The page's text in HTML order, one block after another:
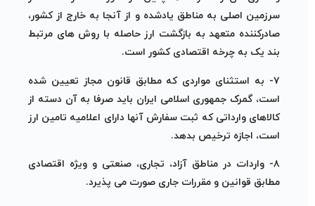
سرزمین اصلی به مناطق یادشده و از آنجا به خارج از کشور،
صادرکننده متعهد به بازگشت ارز حاصله با روش های مرتبط
بند یک به چرخه اقتصادی کشور است.
۷- به استثنای مواردی که مطابق قانون مجاز تعیین شده
است، گمرک جمهوری اسلامی ایران باید صرفا به آن دسته از
کالاهای وارداتی که ثبت سفارش آنها دارای اعلامیه تامین ارز
است، اجازه ترخیص بدهد.
۸- واردات در مناطق آزاد، تجاری، صنعتی و ویژه اقتصادی
مطابق قوانین و مقررات جاری صورت می پذیرد.